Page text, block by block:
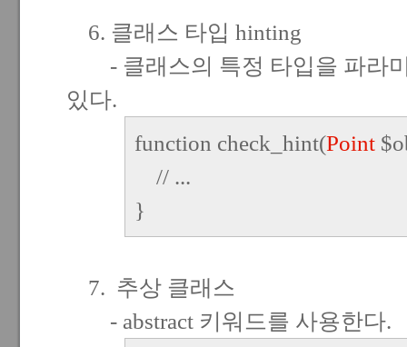
6. 클래스 타입 hinting
- 클래스의 특정 타입을 파라
있다.
function check_hint(Point
// ...
}
7. 추상 클래스
- abstract 키워드를 사용한다.